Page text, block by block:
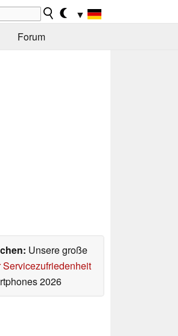
▼
Forum
Unsere große
Servicezufriedenheit
2026